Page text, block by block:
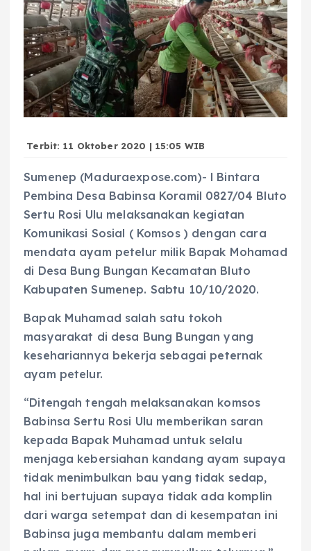
Terbit: 11 Oktober 2020 | 15:05 WIB
Sumenep (Maduraexpose.com)- l Bintara
Pembina Desa Babinsa Koramil 0827/04 Bluto
Sertu Rosi Ulu melaksanakan kegiatan
Komunikasi Sosial ( Komsos ) dengan cara
mendata ayam petelur milik Bapak Mohamad
di Desa Bung Bungan Kecamatan Bluto
Kabupaten Sumenep. Sabtu 10/10/2020.
Bapak Muhamad salah satu tokoh
masyarakat di desa Bung Bungan yang
kesehariannya bekerja sebagai peternak
ayam petelur.
“Ditengah tengah melaksanakan komsos
Babinsa Sertu Rosi Ulu memberikan saran
kepada Bapak Muhamad untuk selalu
menjaga kebersiahan kandang ayam supaya
tidak menimbulkan bau yang tidak sedap,
hal ini bertujuan supaya tidak ada komplin
dari warga setempat dan di kesempatan ini
Babinsa juga membantu dalam memberi